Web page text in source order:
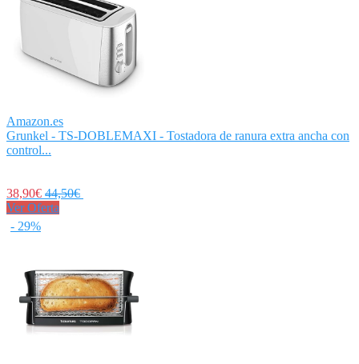
Amazon.es
Grunkel - TS-DOBLEMAXI - Tostadora de ranura extra ancha con
control...
38,90€ 44,50€
Ver Oferta
- 29%